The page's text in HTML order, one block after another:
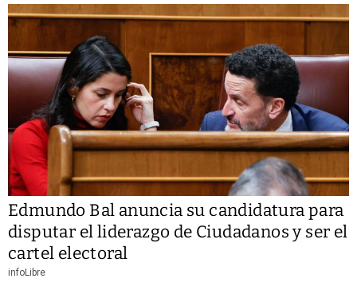
Edmundo Bal anuncia su candidatura para
disputar el liderazgo de Ciudadanos y ser el
cartel electoral
infoLibre